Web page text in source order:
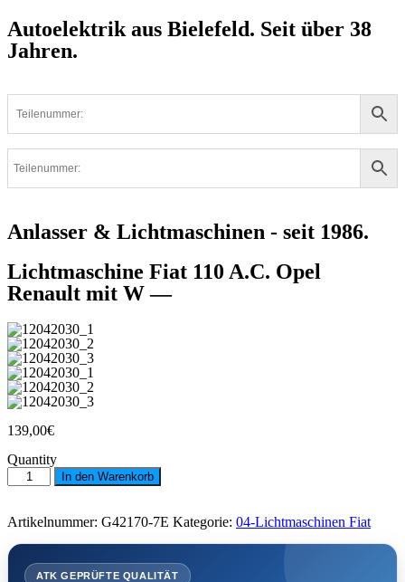
Autoelektrik aus Bielefeld. Seit über 38
Jahren.
Anlasser & Lichtmaschinen - seit 1986.
Lichtmaschine Fiat 110 A.C. Opel
Renault mit W —
139,00€
Quantity
Lichtmaschine
Fiat
A.C.
Opel
Renault
mit
In den Warenkorb
Artikelnummer: G42170-7E Kategorie: 04-Lichtmaschinen Fiat
ATK GEPRÜFTE QUALITÄT